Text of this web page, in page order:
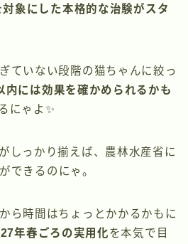
象にした本格的な治験がスタ
ていない段階の猫ちゃんに絞っ
内には効果を確かめられるかも
にゃよ✨
しっかり揃えば、農林水産省に
ができるのにゃ。
ら時間はちょっとかかるかもに
年春ごろの実用化を本気で目